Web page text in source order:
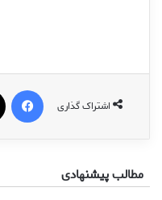
اشتراک گذاری
مطالب پیشنهادی